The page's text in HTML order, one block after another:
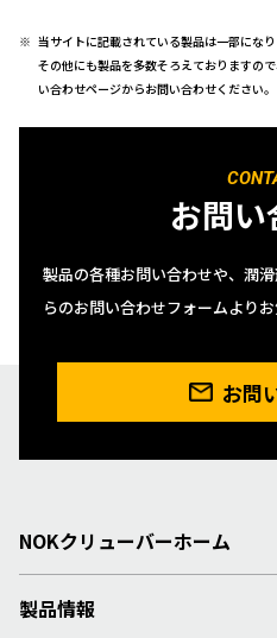
当サイトに記載されている製品は一部になり
その他にも製品を多数そろえておりますの
い合わせページからお問い合わせください。
お問い
製品の各種お問い合わせや、潤
らのお問い合わせフォームより
お問
NOKクリューバーホーム
製品情報